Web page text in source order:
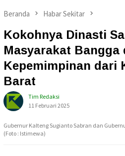
Beranda Habar Sekitar
Kokohnya Dinasti
Masyarakat Bangga
Kepemimpinan dari
Barat
Tim Redaksi
11 Februari 2025
Gubernur Kalteng Sugianto Sabran dan
(Foto : Istimewa)